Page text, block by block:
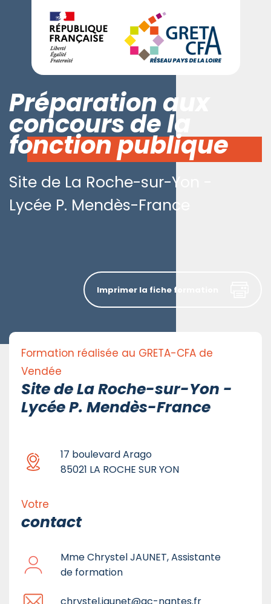
Préparation aux
concours de la
fonction publique
Site de La Roche-sur-Yon -
Lycée P. Mendès-France
Formation réalisée au GRETA-CFA de
Vendée
Site de La Roche-sur-Yon -
Lycée P. Mendès-France
17 boulevard Arago
85021 LA ROCHE SUR YON
Votre
contact
Mme Chrystel JAUNET, Assistante
de formation
chrystel.jaunet@ac-nantes.fr
Imprimer la fiche formation